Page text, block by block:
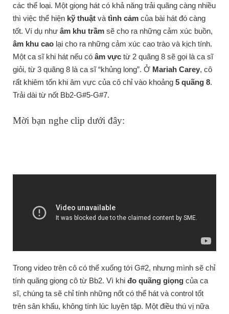
các thể loại. Một giọng hát có khả năng trải quãng càng nhiều
thì việc thể hiện kỹ thuật và tình cảm của bài hát đó càng
tốt. Ví dụ như âm khu trầm sẽ cho ra những cảm xúc buồn,
âm khu cao lại cho ra những cảm xúc cao trào và kịch tính.
Một ca sĩ khi hát nếu có âm vực từ 2 quãng 8 sẽ gọi là ca sĩ
giỏi, từ 3 quãng 8 là ca sĩ “khủng long”. Ở Mariah Carey, cô
rất khiêm tốn khi âm vực của cô chỉ vào khoảng 5 quãng 8.
Trải dài từ nốt Bb2-G#5-G#7.
Mời bạn nghe clip dưới đây:
Trong video trên cô có thể xuống tới G#2, nhưng mình sẽ chỉ
tính quãng giọng cô từ Bb2. Vì khi đo quãng giọng của ca
sĩ, chúng ta sẽ chỉ tính những nốt có thể hát và control tốt
trên sân khấu, không tính lúc luyện tập. Một điều thú vị nữa